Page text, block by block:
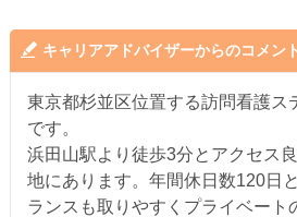
キャリアアドバイザーからのコメント
東京都杉並区位置する訪問看護ス
です。
浜田山駅より徒歩3分とアクセス
地にあります。年間休日数120日
ランスも取りやすくプライベート